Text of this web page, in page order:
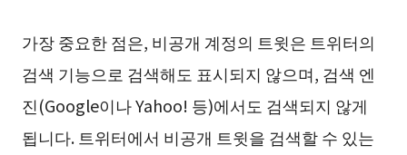
가장 중요한 점은, 비공개 계정의 트윗은 트위터의
검색 기능으로 검색해도 표시되지 않으며, 검색 엔
진(Google이나 Yahoo! 등)에서도 검색되지 않게
됩니다. 트위터에서 비공개 트윗을 검색할 수 있는